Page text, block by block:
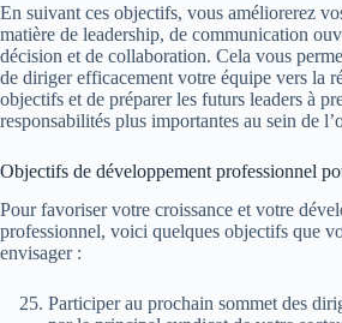
En suivant ces objectifs, vous améliorerez
matière de leadership, de communication
décision et de collaboration. Cela vous
de diriger efficacement votre équipe vers la
objectifs et de préparer les futurs leaders à
responsabilités plus importantes au sein de
Objectifs de développement professionnel
Pour favoriser votre croissance et votre
professionnel, voici quelques objectifs que
envisager :
Participer au prochain sommet des